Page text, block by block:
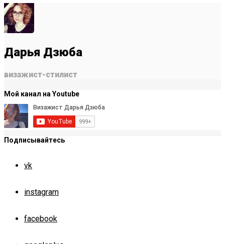
Дарья Дзюба
визажист-стилист
Мой канал на Youtube
Подписывайтесь
vk
instagram
facebook